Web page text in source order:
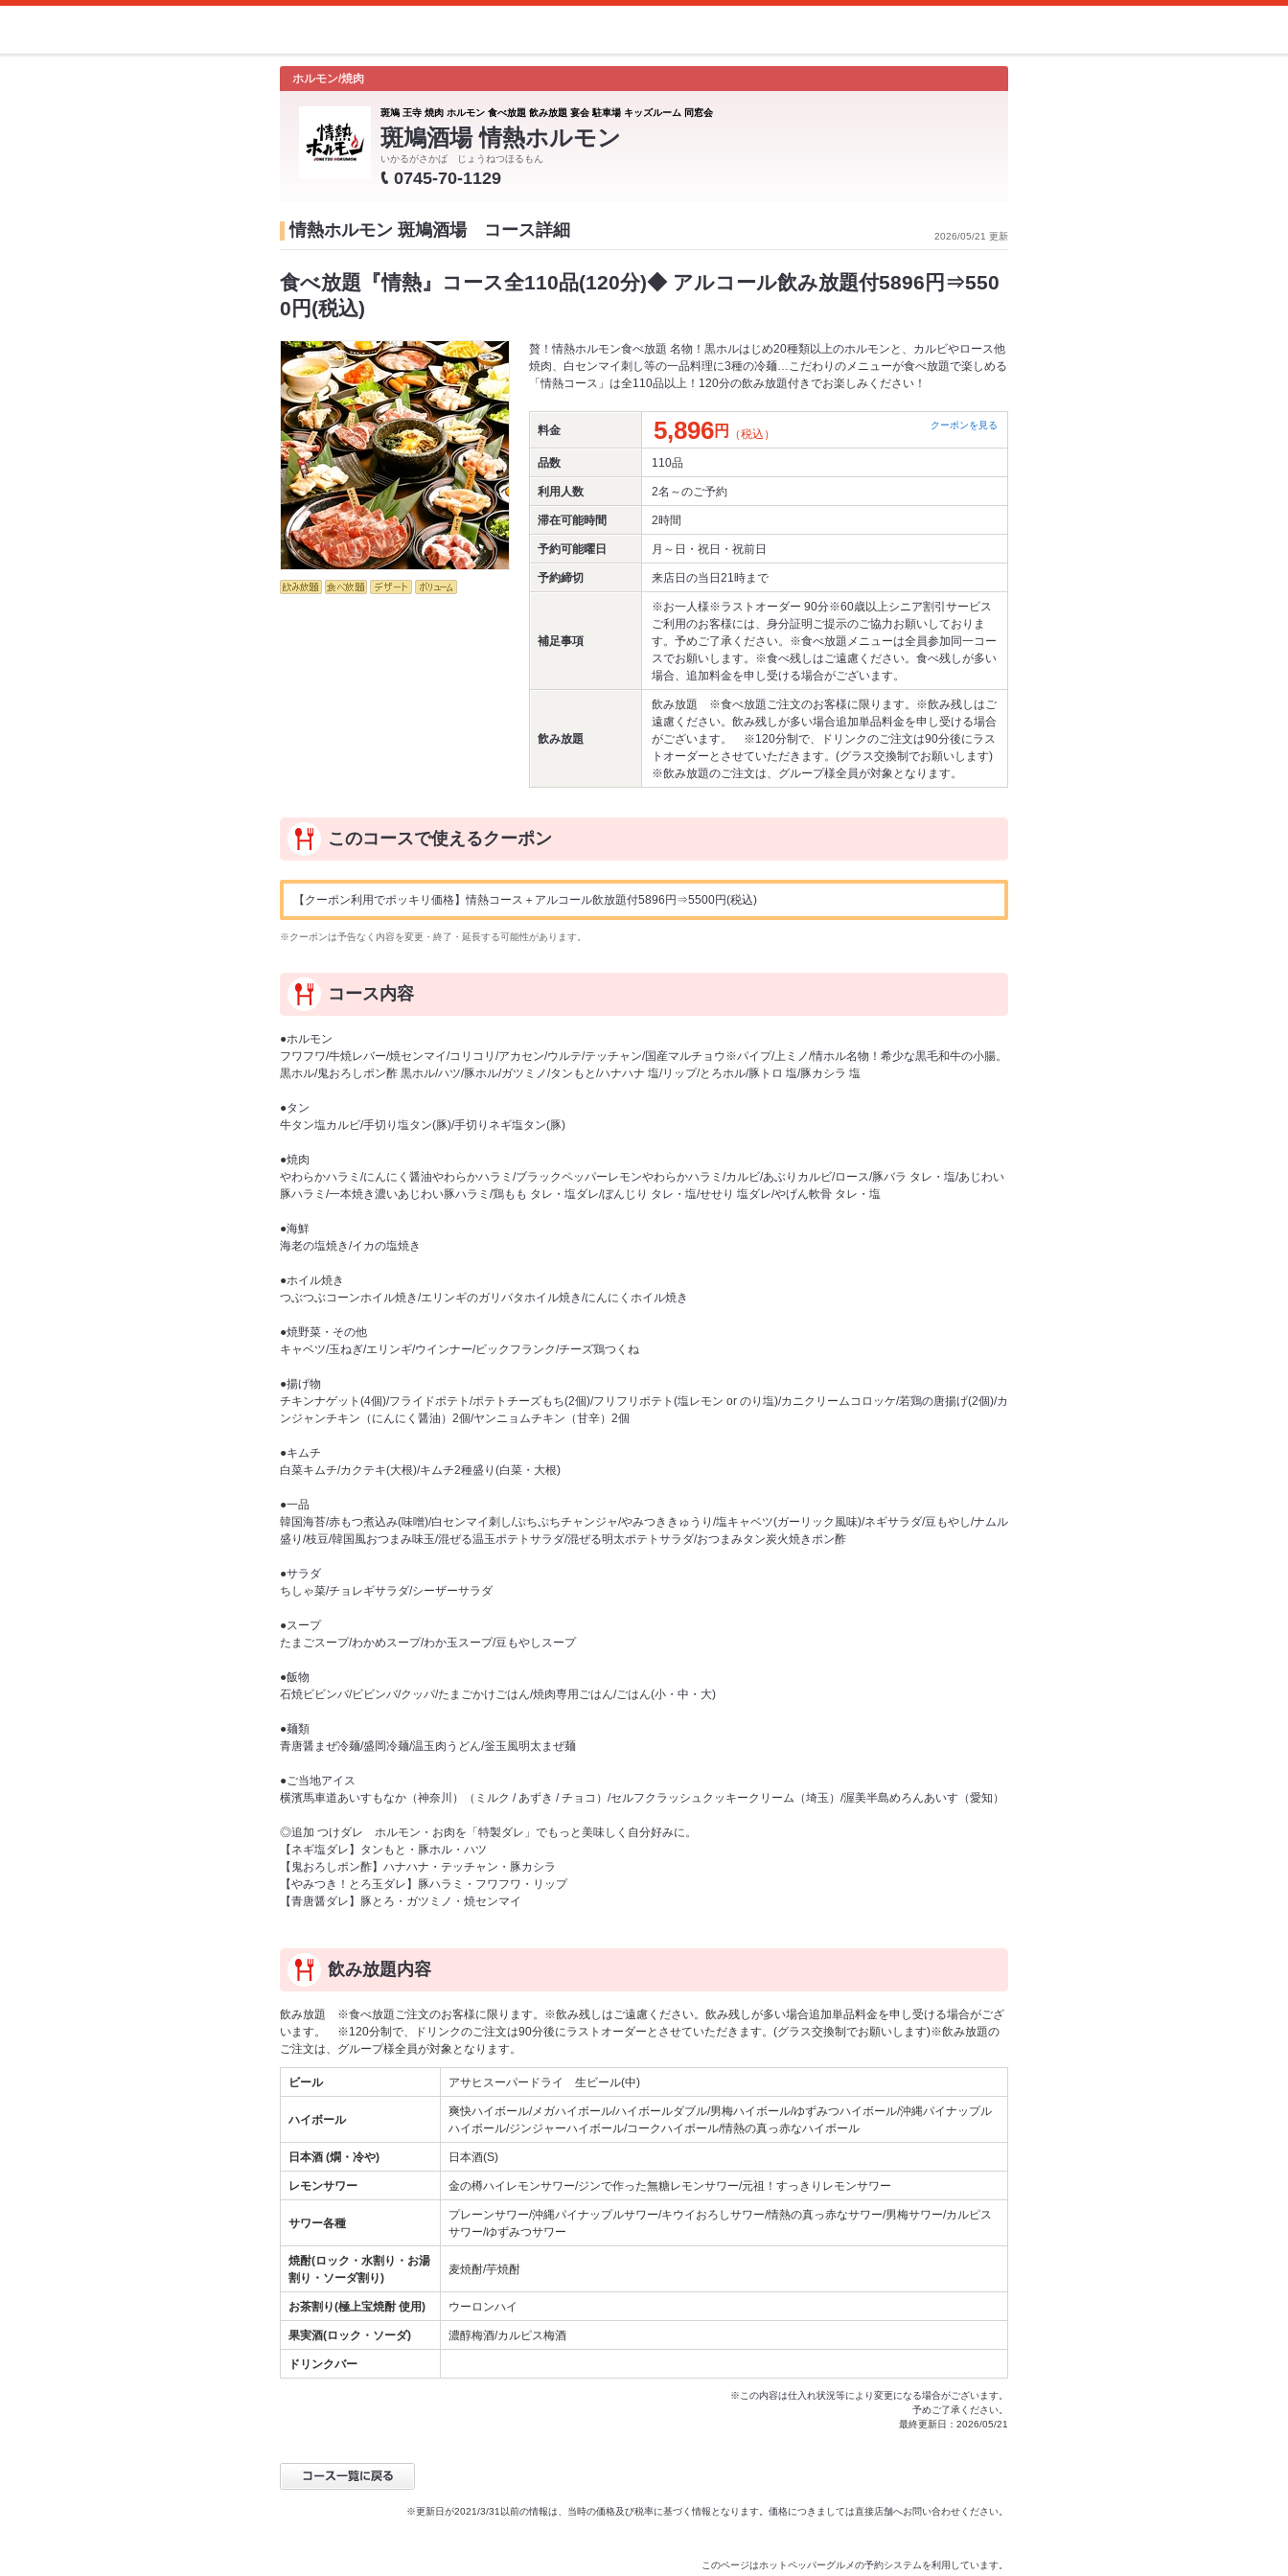
ホルモン/焼肉
斑鳩 王寺 焼肉 ホルモン 食べ放題 飲み放題 宴会 駐車場 キッズルーム 同窓会
斑鳩酒場 情熱ホルモン
いかるがさかば じょうねつほるもん
0745-70-1129
2026/05/21 更新
情熱ホルモン 斑鳩酒場 コース詳細
食べ放題『情熱』コース全110品(120分)◆ アルコール飲み放題付5896円⇒550
0円(税込)
贅！情熱ホルモン食べ放題 名物！黒ホルはじめ20種類以上のホルモンと、カルビやロース他
焼肉、白センマイ刺し等の一品料理に3種の冷麺…こだわりのメニューが食べ放題で楽しめる
「情熱コース」は全110品以上！120分の飲み放題付きでお楽しみください！
料金 5,896円 （税込）
クーポンを見る
品数 110品
利用人数 2名～のご予約
滞在可能時間 2時間
予約可能曜日 月～日・祝日・祝前日
予約締切 来店日の当日21時まで
補足事項
※お一人様※ラストオーダー 90分※60歳以上シニア割引サービス
ご利用のお客様には、身分証明ご提示のご協力お願いしておりま
す。予めご了承ください。※食べ放題メニューは全員参加同一コー
スでお願いします。※食べ残しはご遠慮ください。食べ残しが多い
場合、追加料金を申し受ける場合がございます。
飲み放題
飲み放題 ※食べ放題ご注文のお客様に限ります。※飲み残しはご
遠慮ください。飲み残しが多い場合追加単品料金を申し受ける場合
がございます。 ※120分制で、ドリンクのご注文は90分後にラス
トオーダーとさせていただきます。(グラス交換制でお願いします)
※飲み放題のご注文は、グループ様全員が対象となります。
このコースで使えるクーポン
【クーポン利用でポッキリ価格】情熱コース＋アルコール飲放題付5896円⇒5500円(税込)
※クーポンは予告なく内容を変更・終了・延長する可能性があります。
コース内容
●ホルモン
フワフワ/牛焼レバー/焼センマイ/コリコリ/アカセン/ウルテ/テッチャン/国産マルチョウ※パイプ/上ミノ/情ホル名物！希少な黒毛和牛の小腸。
黒ホル/鬼おろしポン酢 黒ホル/ハツ/豚ホル/ガツミノ/タンもと/ハナハナ 塩/リップ/とろホル/豚トロ 塩/豚カシラ 塩
●タン
牛タン塩カルビ/手切り塩タン(豚)/手切りネギ塩タン(豚)
●焼肉
やわらかハラミ/にんにく醤油やわらかハラミ/ブラックペッパーレモンやわらかハラミ/カルビ/あぶりカルビ/ロース/豚バラ タレ・塩/あじわい
豚ハラミ/一本焼き濃いあじわい豚ハラミ/鶏もも タレ・塩ダレ/ぼんじり タレ・塩/せせり 塩ダレ/やげん軟骨 タレ・塩
●海鮮
海老の塩焼き/イカの塩焼き
●ホイル焼き
つぶつぶコーンホイル焼き/エリンギのガリバタホイル焼き/にんにくホイル焼き
●焼野菜・その他
キャベツ/玉ねぎ/エリンギ/ウインナー/ビックフランク/チーズ鶏つくね
●揚げ物
チキンナゲット(4個)/フライドポテト/ポテトチーズもち(2個)/フリフリポテト(塩レモン or のり塩)/カニクリームコロッケ/若鶏の唐揚げ(2個)/カ
ンジャンチキン（にんにく醤油）2個/ヤンニョムチキン（甘辛）2個
●キムチ
白菜キムチ/カクテキ(大根)/キムチ2種盛り(白菜・大根)
●一品
韓国海苔/赤もつ煮込み(味噌)/白センマイ刺し/ぷちぷちチャンジャ/やみつききゅうり/塩キャベツ(ガーリック風味)/ネギサラダ/豆もやし/ナムル
盛り/枝豆/韓国風おつまみ味玉/混ぜる温玉ポテトサラダ/混ぜる明太ポテトサラダ/おつまみタン炭火焼きポン酢
●サラダ
ちしゃ菜/チョレギサラダ/シーザーサラダ
●スープ
たまごスープ/わかめスープ/わか玉スープ/豆もやしスープ
●飯物
石焼ビビンバ/ビビンバ/クッパ/たまごかけごはん/焼肉専用ごはん/ごはん(小・中・大)
●麺類
青唐醤まぜ冷麺/盛岡冷麺/温玉肉うどん/釡玉風明太まぜ麺
●ご当地アイス
横濱馬車道あいすもなか（神奈川）（ミルク / あずき / チョコ）/セルフクラッシュクッキークリーム（埼玉）/渥美半島めろんあいす（愛知）
◎追加 つけダレ ホルモン・お肉を「特製ダレ」でもっと美味しく自分好みに。
【ネギ塩ダレ】タンもと・豚ホル・ハツ
【鬼おろしポン酢】ハナハナ・テッチャン・豚カシラ
【やみつき！とろ玉ダレ】豚ハラミ・フワフワ・リップ
【青唐醤ダレ】豚とろ・ガツミノ・焼センマイ
飲み放題内容
飲み放題 ※食べ放題ご注文のお客様に限ります。※飲み残しはご遠慮ください。飲み残しが多い場合追加単品料金を申し受ける場合がござ
います。 ※120分制で、ドリンクのご注文は90分後にラストオーダーとさせていただきます。(グラス交換制でお願いします)※飲み放題の
ご注文は、グループ様全員が対象となります。
ビール アサヒスーパードライ 生ビール(中)
ハイボール
爽快ハイボール/メガハイボール/ハイボールダブル/男梅ハイボール/ゆずみつハイボール/沖縄パイナップル
ハイボール/ジンジャーハイボール/コークハイボール/情熱の真っ赤なハイボール
日本酒 (燗・冷や) 日本酒(S)
レモンサワー 金の樽ハイレモンサワー/ジンで作った無糖レモンサワー/元祖！すっきりレモンサワー
サワー各種
プレーンサワー/沖縄パイナップルサワー/キウイおろしサワー/情熱の真っ赤なサワー/男梅サワー/カルピス
サワー/ゆずみつサワー
焼酎(ロック・水割り・お湯
割り・ソーダ割り)
麦焼酎/芋焼酎
お茶割り(極上宝焼酎 使用) ウーロンハイ
果実酒(ロック・ソーダ) 濃醇梅酒/カルピス梅酒
ドリンクバー
※この内容は仕入れ状況等により変更になる場合がございます。
予めご了承ください。
最終更新日：2026/05/21
※更新日が2021/3/31以前の情報は、当時の価格及び税率に基づく情報となります。価格につきましては直接店舗へお問い合わせください。
このページはホットペッパーグルメの予約システムを利用しています。